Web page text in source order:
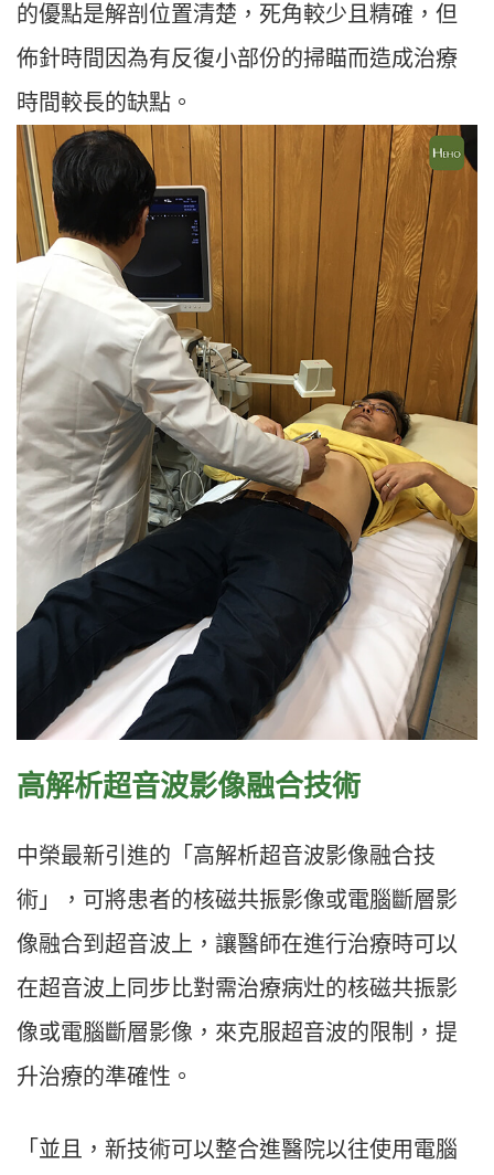
的優點是解剖位置清楚，死角較少且精確，但
佈針時間因為有反復小部份的掃瞄而造成治療
時間較長的缺點。
高解析超音波影像融合技術
中榮最新引進的「高解析超音波影像融合技
術」，可將患者的核磁共振影像或電腦斷層影
像融合到超音波上，讓醫師在進行治療時可以
在超音波上同步比對需治療病灶的核磁共振影
像或電腦斷層影像，來克服超音波的限制，提
升治療的準確性。
「並且，新技術可以整合進醫院以往使用電腦